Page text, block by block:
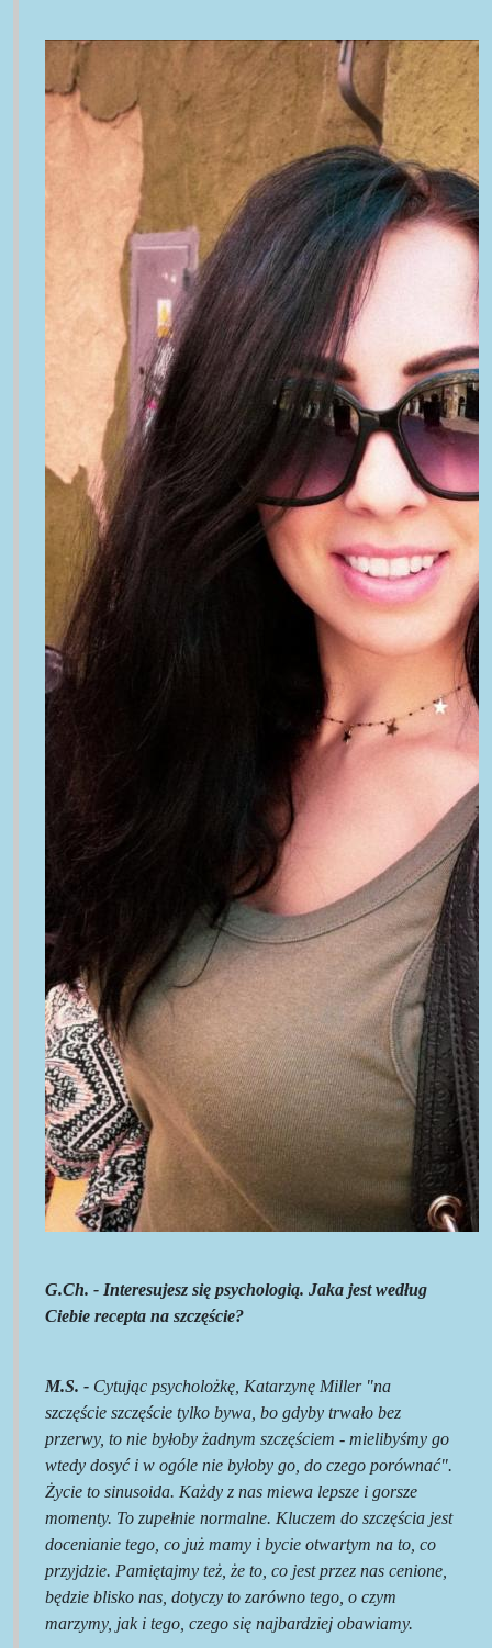
G.Ch. - Interesujesz się psychologią. Jaka jest według
Ciebie recepta na szczęście?
M.S. - Cytując psycholożkę, Katarzynę Miller "na
szczęście szczęście tylko bywa, bo gdyby trwało bez
przerwy, to nie byłoby żadnym szczęściem - mielibyśmy go
wtedy dosyć i w ogóle nie byłoby go, do czego porównać".
Życie to sinusoida. Każdy z nas miewa lepsze i gorsze
momenty. To zupełnie normalne. Kluczem do szczęścia jest
docenianie tego, co już mamy i bycie otwartym na to, co
przyjdzie. Pamiętajmy też, że to, co jest przez nas cenione,
będzie blisko nas, dotyczy to zarówno tego, o czym
marzymy, jak i tego, czego się najbardziej obawiamy.